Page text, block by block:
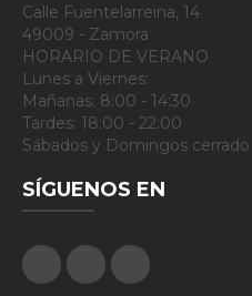
Calle Fuentelarreina, 14
49009 - Zamora
HORARIO DE VERANO
Lunes a Viernes:
Mañanas: 8:00 - 14:30
Tardes: 18:00 - 22:00
Sábados y Domingos cerrado
SÍGUENOS EN
FacebookGoogle Plus